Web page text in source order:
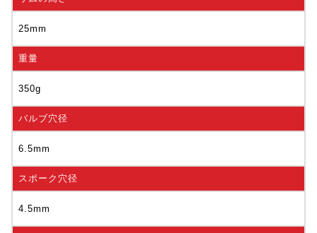
25mm
重量
350g
バルブ穴径
6.5mm
スポーク穴径
4.5mm